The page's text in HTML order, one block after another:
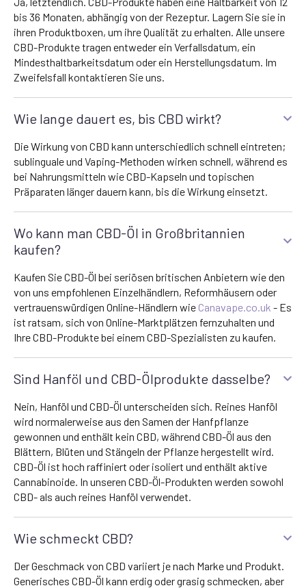
bis 36 Monaten, abhängig von der Rezeptur. Lagern Sie sie in
ihren Produktboxen, um ihre Qualität zu erhalten. Alle unsere
CBD-Produkte tragen entweder ein Verfallsdatum, ein
Mindesthaltbarkeitsdatum oder ein Herstellungsdatum. Im
Zweifelsfall kontaktieren Sie uns.
Wie lange dauert es, bis CBD wirkt?
Die Wirkung von CBD kann unterschiedlich schnell eintreten;
sublinguale und Vaping-Methoden wirken schnell, während es
bei Nahrungsmitteln wie CBD-Kapseln und topischen
Präparaten länger dauern kann, bis die Wirkung einsetzt.
Wo kann man CBD-Öl in Großbritannien
kaufen?
Kaufen Sie CBD-Öl bei seriösen britischen Anbietern wie den
von uns empfohlenen Einzelhändlern, Reformhäusern oder
vertrauenswürdigen Online-Händlern wie Canavape.co.uk - Es
ist ratsam, sich von Online-Marktplätzen fernzuhalten und
Ihre CBD-Produkte bei einem CBD-Spezialisten zu kaufen.
Sind Hanföl und CBD-Ölprodukte dasselbe?
Nein, Hanföl und CBD-Öl unterscheiden sich. Reines Hanföl
wird normalerweise aus den Samen der Hanfpflanze
gewonnen und enthält kein CBD, während CBD-Öl aus den
Blättern, Blüten und Stängeln der Pflanze hergestellt wird.
CBD-Öl ist hoch raffiniert oder isoliert und enthält aktive
Cannabinoide. In unseren CBD-Öl-Produkten werden sowohl
CBD- als auch reines Hanföl verwendet.
Wie schmeckt CBD?
Der Geschmack von CBD variiert je nach Marke und Produkt.
Generisches CBD-Öl kann erdig oder grasig schmecken, aber